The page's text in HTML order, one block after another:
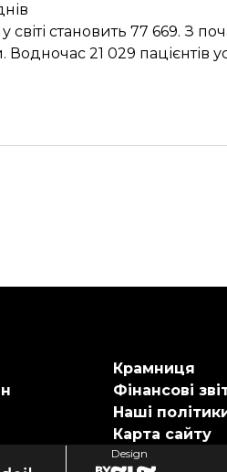
становить 77 669. З
21 029 пацієнтів
Крамниця
Фінансові
Наші
Карта сайту
Design